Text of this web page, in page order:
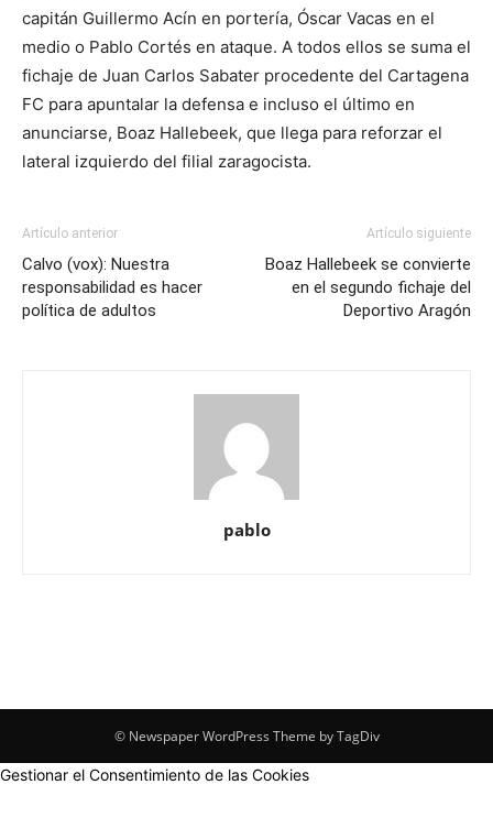
capitán Guillermo Acín en portería, Óscar Vacas en el
medio o Pablo Cortés en ataque. A todos ellos se suma el
fichaje de Juan Carlos Sabater procedente del Cartagena
FC para apuntalar la defensa e incluso el último en
anunciarse, Boaz Hallebeek, que llega para reforzar el
lateral izquierdo del filial zaragocista.
Artículo anterior
Calvo (vox): Nuestra
responsabilidad es hacer
política de adultos
Artículo siguiente
Boaz Hallebeek se convierte
en el segundo fichaje del
Deportivo Aragón
pablo
© Newspaper WordPress Theme by TagDiv
Gestionar el Consentimiento de las Cookies